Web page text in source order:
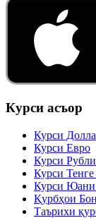
Курси асъор
Курси
Курси Евро
Курси
Курси
Курси
Қурбҳои
Таърихи